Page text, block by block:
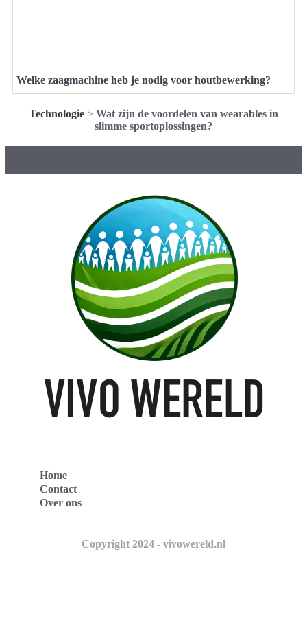
Welke zaagmachine heb je nodig voor houtbewerking?
Technologie > Wat zijn de voordelen van wearables in
slimme sportoplossingen?
Home
Contact
Over ons
Copyright 2024 - vivowereld.nl